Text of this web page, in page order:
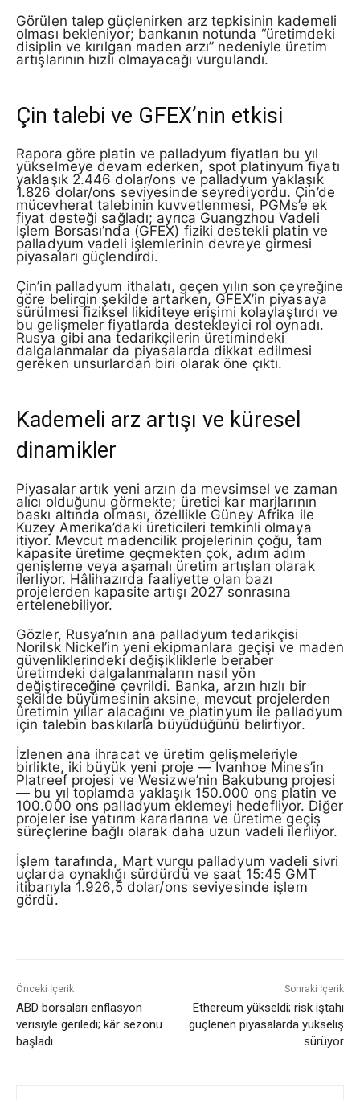
Görülen talep güçlenirken arz tepkisinin kademeli
olması bekleniyor; bankanın notunda “üretimdeki
disiplin ve kırılgan maden arzı” nedeniyle üretim
artışlarının hızlı olmayacağı vurgulandı.
Çin talebi ve GFEX’nin etkisi
Rapora göre platin ve palladyum fiyatları bu yıl
yükselmeye devam ederken, spot platinyum fiyatı
yaklaşık 2.446 dolar/ons ve palladyum yaklaşık
1.826 dolar/ons seviyesinde seyrediyordu. Çin’de
mücevherat talebinin kuvvetlenmesi, PGMs’e ek
fiyat desteği sağladı; ayrıca Guangzhou Vadeli
İşlem Borsası’nda (GFEX) fiziki destekli platin ve
palladyum vadeli işlemlerinin devreye girmesi
piyasaları güçlendirdi.
Çin’in palladyum ithalatı, geçen yılın son çeyreğine
göre belirgin şekilde artarken, GFEX’in piyasaya
sürülmesi fiziksel likiditeye erişimi kolaylaştırdı ve
bu gelişmeler fiyatlarda destekleyici rol oynadı.
Rusya gibi ana tedarikçilerin üretimindeki
dalgalanmalar da piyasalarda dikkat edilmesi
gereken unsurlardan biri olarak öne çıktı.
Kademeli arz artışı ve küresel
dinamikler
Piyasalar artık yeni arzın da mevsimsel ve zaman
alıcı olduğunu görmekte; üretici kar marjlarının
baskı altında olması, özellikle Güney Afrika ile
Kuzey Amerika’daki üreticileri temkinli olmaya
itiyor. Mevcut madencilik projelerinin çoğu, tam
kapasite üretime geçmekten çok, adım adım
genişleme veya aşamalı üretim artışları olarak
ilerliyor. Hâlihazırda faaliyette olan bazı
projelerden kapasite artışı 2027 sonrasına
ertelenebiliyor.
Gözler, Rusya’nın ana palladyum tedarikçisi
Norilsk Nickel’in yeni ekipmanlara geçişi ve maden
güvenliklerindeki değişikliklerle beraber
üretimdeki dalgalanmaların nasıl yön
değiştireceğine çevrildi. Banka, arzın hızlı bir
şekilde büyümesinin aksine, mevcut projelerden
üretimin yıllar alacağını ve platinyum ile palladyum
için talebin baskılarla büyüdüğünü belirtiyor.
İzlenen ana ihracat ve üretim gelişmeleriyle
birlikte, iki büyük yeni proje — Ivanhoe Mines’in
Platreef projesi ve Wesizwe’nin Bakubung projesi
— bu yıl toplamda yaklaşık 150.000 ons platin ve
100.000 ons palladyum eklemeyi hedefliyor. Diğer
projeler ise yatırım kararlarına ve üretime geçiş
süreçlerine bağlı olarak daha uzun vadeli ilerliyor.
İşlem tarafında, Mart vurgu palladyum vadeli sivri
uçlarda oynaklığı sürdürdü ve saat 15:45 GMT
itibarıyla 1.926,5 dolar/ons seviyesinde işlem
gördü.
Önceki İçerik
ABD borsaları enflasyon
verisiyle geriledi; kâr sezonu
başladı
Sonraki İçerik
Ethereum yükseldi; risk iştahı
güçlenen piyasalarda yükseliş
sürüyor